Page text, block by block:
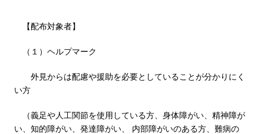
【配布対象者】
（１）ヘルプマーク
外見からは配慮や援助を必要としていることが分かりにく
い方
（義足や人工関節を使用している方、身体障がい、精神障が
い、知的障がい、発達障がい、 内部障がいのある方、難病の